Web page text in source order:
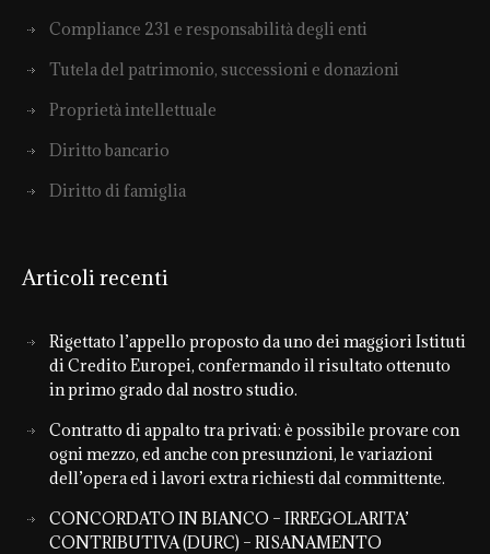
Compliance 231 e responsabilità degli enti
Tutela del patrimonio, successioni e donazioni
Proprietà intellettuale
Diritto bancario
Diritto di famiglia
Articoli recenti
Rigettato l’appello proposto da uno dei maggiori Istituti
di Credito Europei, confermando il risultato ottenuto
in primo grado dal nostro studio.
Contratto di appalto tra privati: è possibile provare con
ogni mezzo, ed anche con presunzioni, le variazioni
dell’opera ed i lavori extra richiesti dal committente.
CONCORDATO IN BIANCO – IRREGOLARITA’
CONTRIBUTIVA (DURC) – RISANAMENTO